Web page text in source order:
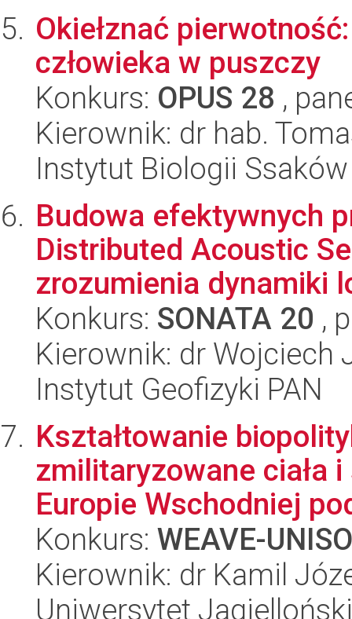
Okiełznać
człowieka w puszczy
Konkurs: OPUS 28 ,
Kierownik: dr hab.
Instytut Biologii Ssaków
Budowa efektywnych
Distributed Acoustic
zrozumienia dynamiki
Konkurs: SONATA 20 ,
Kierownik: dr Wojciech
Instytut Geofizyki PAN
Kształtowanie
zmilitaryzowane ciała
Europie Wschodniej
Konkurs: WEAVE-
Kierownik: dr Kamil
Uniwersytet Jagielloński